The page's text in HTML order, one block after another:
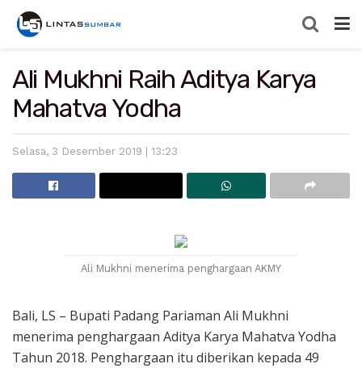
Ali Mukhni Raih Aditya Karya
Mahatva Yodha
Selasa, 3 Desember 2019 | 13:23
Ali Mukhni menerima penghargaan AKMY
Bali, LS – Bupati Padang Pariaman Ali Mukhni
menerima penghargaan Aditya Karya Mahatva Yodha
Tahun 2018. Penghargaan itu diberikan kepada 49